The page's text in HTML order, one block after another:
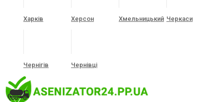
Харків Херсон Хмельницький Черкаси
Чернігів Чернівці